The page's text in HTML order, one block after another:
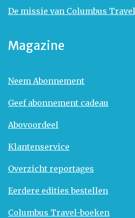
De missie van Columbus Travel
Magazine
Neem Abonnement
Geef abonnement cadeau
Abovoordeel
Klantenservice
Overzicht reportages
Eerdere edities bestellen
Columbus Travel-boeken